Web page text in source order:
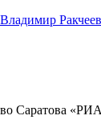
Саратова